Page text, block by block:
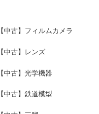
【中古】フィルムカメラ
【中古】レンズ
【中古】光学機器
【中古】鉄道模型